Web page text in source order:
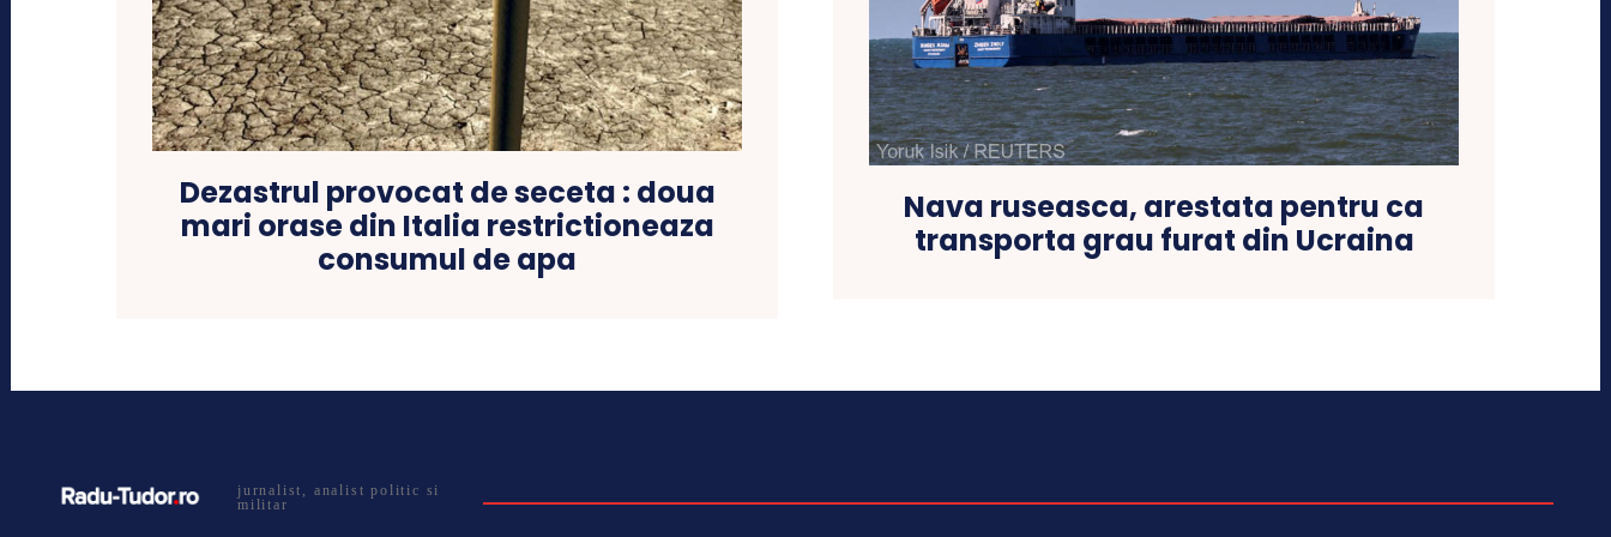
Dezastrul provocat de seceta : doua
mari orase din Italia restrictioneaza
consumul de apa
Nava ruseasca, arestata pentru ca
transporta grau furat din Ucraina
jurnalist, analist politic si
militar